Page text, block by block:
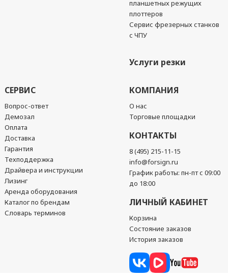
планшетных режущих
плоттеров
Сервис фрезерных станков
с ЧПУ
Услуги резки
СЕРВИС
Вопрос-ответ
Демозал
Оплата
Доставка
Гарантия
Техподдержка
Драйвера и инструкции
Лизинг
Аренда оборудования
Каталог по брендам
Словарь терминов
КОМПАНИЯ
О нас
Торговые площадки
КОНТАКТЫ
8 (495) 215-11-15
info@forsign.ru
График работы: пн-пт с 09:00
до 18:00
ЛИЧНЫЙ КАБИНЕТ
Корзина
Состояние заказов
История заказов